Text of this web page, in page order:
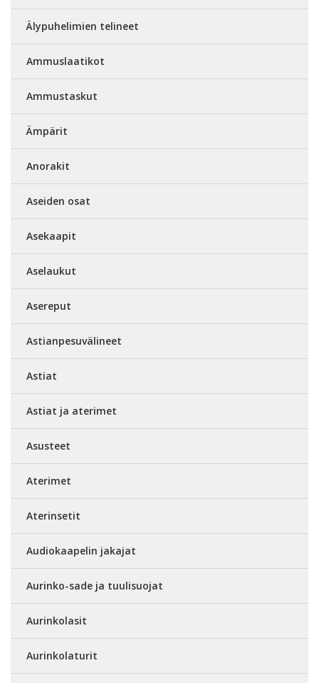
Älypuhelimien telineet
Ammuslaatikot
Ammustaskut
Ämpärit
Anorakit
Aseiden osat
Asekaapit
Aselaukut
Asereput
Astianpesuvälineet
Astiat
Astiat ja aterimet
Asusteet
Aterimet
Aterinsetit
Audiokaapelin jakajat
Aurinko-sade ja tuulisuojat
Aurinkolasit
Aurinkolaturit